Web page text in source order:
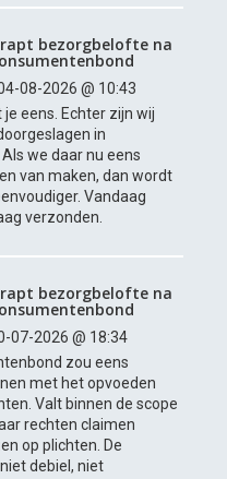
bezorgbelofte na
08-2026 @ 10:43
je eens. Echter zijn wij
in
we daar nu eens
van maken, dan wordt
Vandaag
verzonden.
bezorgbelofte na
07-2026 @ 18:34
zou eens
met het opvoeden
Valt binnen de scope
rechten claimen
op plichten. De
debiel, niet